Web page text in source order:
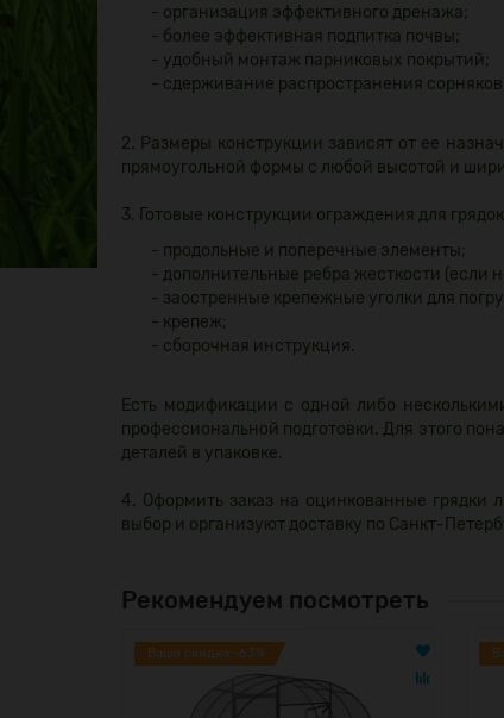
- организация эффективного дренажа;
- более эффективная подпитка почвы;
- удобный монтаж парниковых покрытий;
- сдерживание распространения сорняков.
2. Размеры конструкции зависят от ее
прямоугольной формы с любой высотой и
3. Готовые конструкции ограждения для
- продольные и поперечные элементы;
- дополнительные ребра жесткости (если
- заостренные крепежные уголки для
- крепеж;
- сборочная инструкция.
Есть модификации с одной либо
профессиональной подготовки. Для этого
деталей в упаковке.
4. Оформить заказ на оцинкованные грядки
выбор и организуют доставку по Санкт-
Рекомендуем посмотреть
Ваша скидка:-63%